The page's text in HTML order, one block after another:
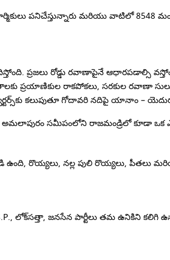
పనిచేస్తున్నారు మరియు వాటిలో 8548
ప్రజలు రోడ్డు రవాణాపైనే ఆధారపడాల్సి
ప్రయాణికుల రాకపోకలు, సరకుల రవాణా
కలుపుతూ గోదావరి నదిపై యానాం –
అమలాపురం సమీపంలోని రాజమండ్రిలో కూడా ఒక
రొయ్యలు, నల్ల పులి రొయ్యలు, పీతలు
లోక్‌సత్తా, జనసేన పార్టీలు తమ ఉనికిని కలిగి